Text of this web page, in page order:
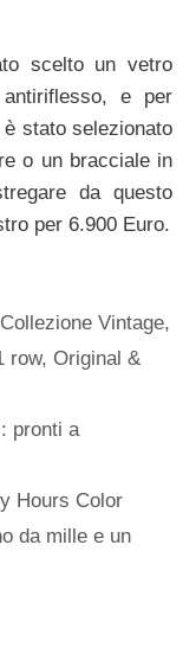
scelto un vetro
e per
stato selezionato
o un bracciale in
da questo
per 6.900 Euro.
Collezione Vintage,
row, Original &
pronti a
Hours Color
da mille e un